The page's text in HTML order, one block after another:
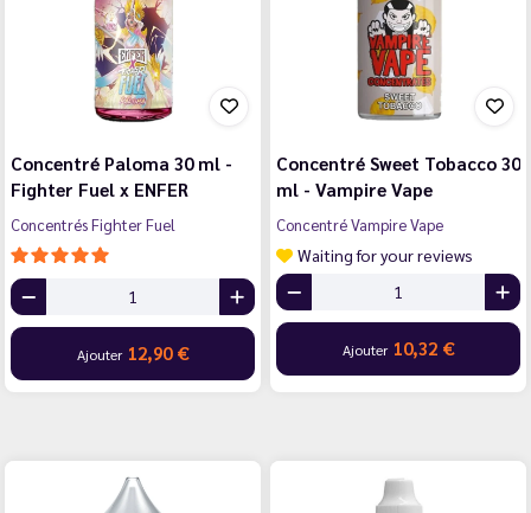
Concentré Paloma 30 ml -
Fighter Fuel x ENFER
Concentrés Fighter Fuel
Ajouter 12,90 €
Concentré Sweet Tobacco 30
ml - Vampire Vape
Concentré Vampire Vape
Waiting for your reviews
Ajouter 10,32 €